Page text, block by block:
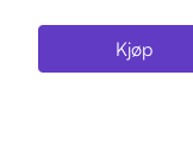
Kjøp